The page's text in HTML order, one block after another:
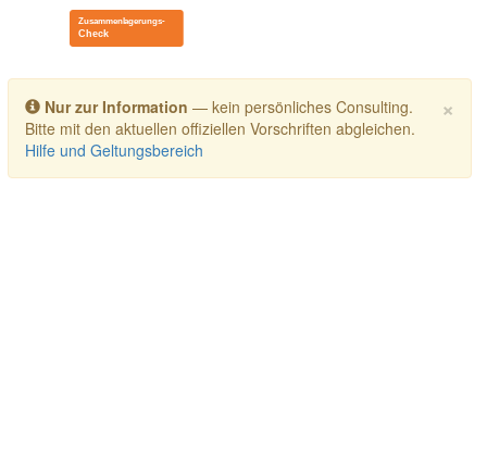
Toggle navigation
×
Nur zur Information — kein persönliches Consulting.
Bitte mit den aktuellen offiziellen Vorschriften abgleichen.
Hilfe und Geltungsbereich